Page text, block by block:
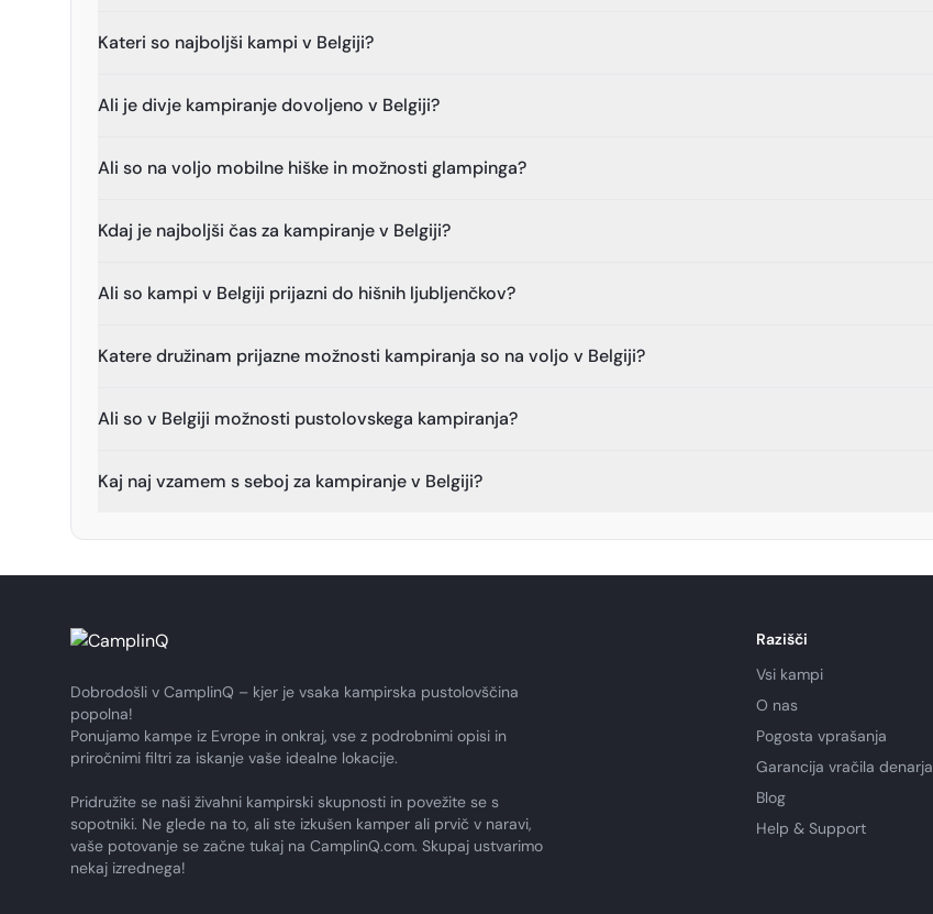
Kateri so najboljši kampi v Belgiji?
Ali je divje kampiranje dovoljeno v Belgiji?
Ali so na voljo mobilne hiške in možnosti glampinga?
Kdaj je najboljši čas za kampiranje v Belgiji?
Ali so kampi v Belgiji prijazni do hišnih ljubljenčkov?
Katere družinam prijazne možnosti kampiranja so na voljo v Belgiji?
Ali so v Belgiji možnosti pustolovskega kampiranja?
Kaj naj vzamem s seboj za kampiranje v Belgiji?
Dobrodošli v CamplinQ – kjer je vsaka kampirska pustolovščina
popolna!
Ponujamo kampe iz Evrope in onkraj, vse z podrobnimi opisi in
priročnimi filtri za iskanje vaše idealne lokacije.
Pridružite se naši živahni kampirski skupnosti in povežite se s
sopotniki. Ne glede na to, ali ste izkušen kamper ali prvič v naravi,
vaše potovanje se začne tukaj na CamplinQ.com. Skupaj ustvarimo
nekaj izrednega!
Razišči
Vsi kampi
O nas
Pogosta vprašanja
Garancija vračila denarja
Blog
Help & Support